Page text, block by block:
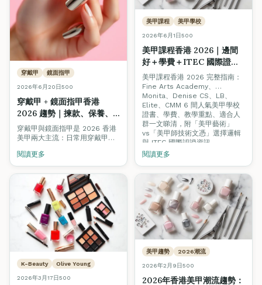
穿戴甲 鏡面指甲
2026年6月20日500
穿戴甲 + 鏡面指甲香港
2026 趨勢｜揀款、保養、
自製與專業課程完整指南
穿戴甲與鏡面指甲是 2026 香港
美甲兩大主流：日常用穿戴甲
甲（拍照超出眾）。本文教你揀
款、戴足 14 日、避開傷甲陷阱，
並介紹 DIY 鏡面粉教學與美甲師
專業課程入行路線。
閱讀更多
美甲課程 美甲學校
2026年6月1日500
美甲課程香港 2026｜邊間
好＋學費＋ITEC 國際證書
全攻略
美甲課程香港 2026 完整指南：
Fine Arts Academy、
Monita、Denise CS、LB、
Elite、CMM 6 間人氣美甲學校
證書、學費、教學重點、適合人
群一文睇清，附「美甲藝術」
vs「美甲師技術文憑」選擇邏輯
與 ITEC 國際認證資訊。
閱讀更多
K-Beauty Olive Young
2026年3月17日500
美甲趨勢 2026潮流
2026年2月9日500
2026年香港美甲潮流趨勢：